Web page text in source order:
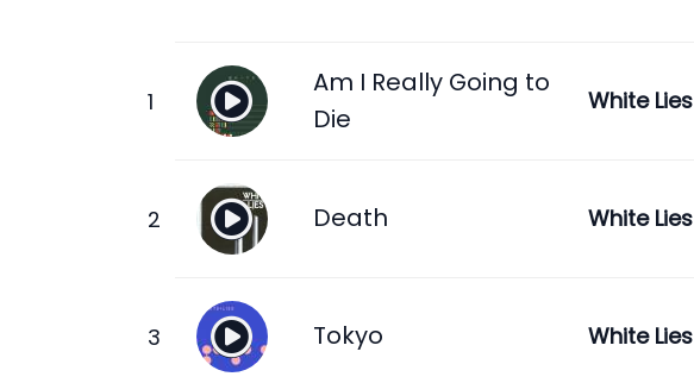
Am I Really Going to
Die
White Lies
Death White Lies
Tokyo White Lies